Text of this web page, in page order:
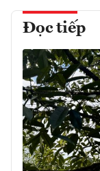
Đọc tiếp